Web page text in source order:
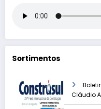
Sortimentos
Cláudio